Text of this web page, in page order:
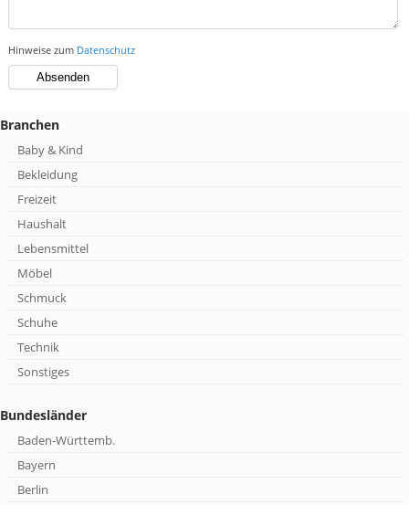
Hinweise zum Datenschutz
Branchen
Baby & Kind
Bekleidung
Freizeit
Haushalt
Lebensmittel
Möbel
Schmuck
Schuhe
Technik
Sonstiges
Bundesländer
Baden-Württemb.
Bayern
Berlin